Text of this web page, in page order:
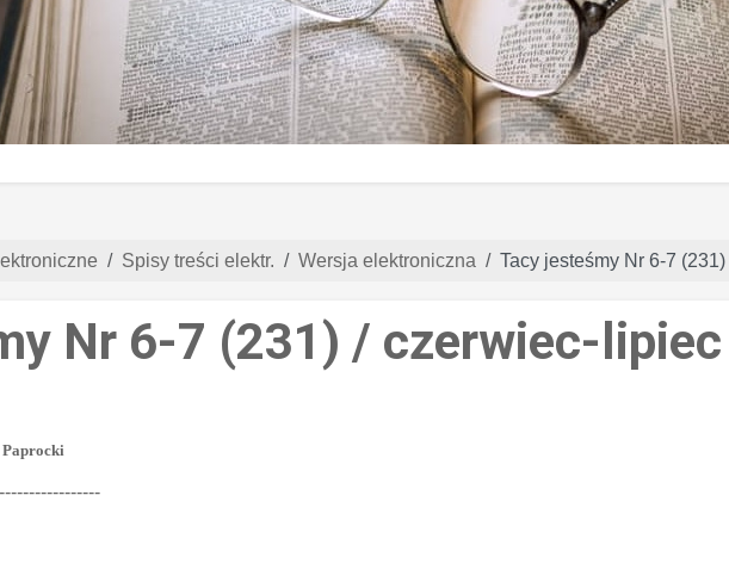
Spisy treści elektr. Wersja elektroniczna Tacy jesteśmy Nr 6-7
Nr 6-7 (231) / czerwiec-
Paprocki